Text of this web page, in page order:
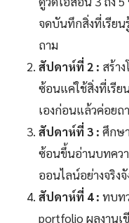
จดบันทึกสิ่งที่เรียน
ถาม
สัปดาห์ที่ 2 : สร้า
ซ้อนแค่ใช้สิ่งที่เรีย
เองก่อนแล้วค่อยถ
สัปดาห์ที่ 3 : ศึกษ
ซ้อนขึ้นอ่านบทคว
ออนไลน์อย่างจริง
สัปดาห์ที่ 4 : ทบท
portfolio ผลงานเ